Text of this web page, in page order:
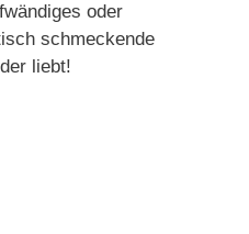
oder
schmeckende
liebt!